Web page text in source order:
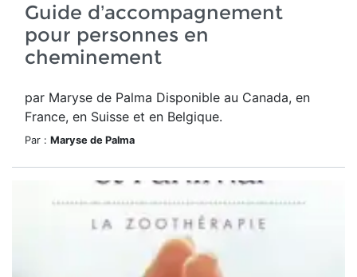
Guide d’accompagnement
pour personnes en
cheminement
par Maryse de Palma Disponible au Canada, en
France, en Suisse et en Belgique.
Par : Maryse de Palma